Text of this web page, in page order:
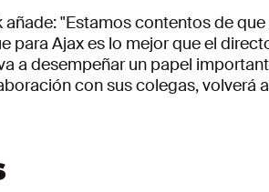
"Estamos contentos de
Ajax es lo mejor que el
a desempeñar un papel
con sus colegas, volverá